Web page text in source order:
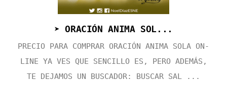
➤ ORACIÓN ANIMA SOL...
PRECIO PARA COMPRAR ORACIÓN ANIMA SOLA ON-
LINE YA VES QUE SENCILLO ES, PERO ADEMÁS,
TE DEJAMOS UN BUSCADOR: BUSCAR SAL ...